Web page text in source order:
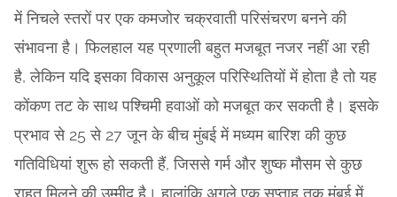
में निचले स्तरों पर एक कमजोर चक्रवाती परिसंचरण बनने की
संभावना है। फिलहाल यह प्रणाली बहुत मजबूत नजर नहीं आ रही
है, लेकिन यदि इसका विकास अनुकूल परिस्थितियों में होता है तो यह
कोंकण तट के साथ पश्चिमी हवाओं को मजबूत कर सकती है। इसके
प्रभाव से 25 से 27 जून के बीच मुंबई में मध्यम बारिश की कुछ
गतिविधियां शुरू हो सकती हैं, जिससे गर्म और शुष्क मौसम से कुछ